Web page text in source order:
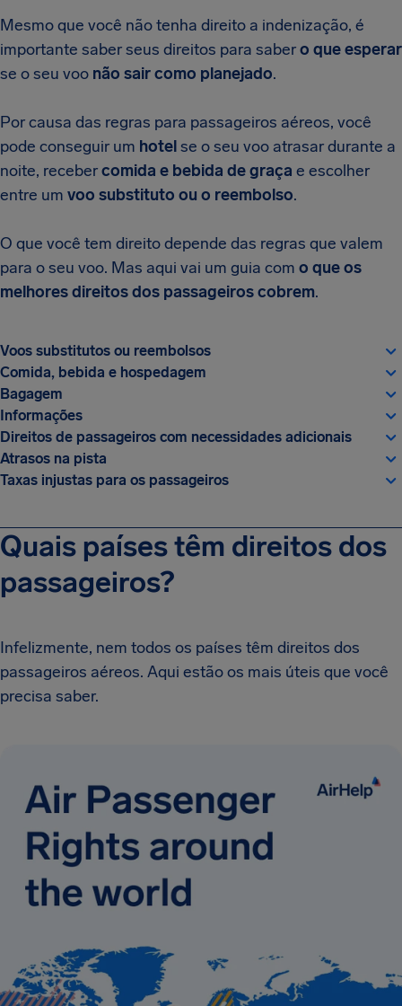
Mesmo que você não tenha direito a indenização, é
importante saber seus direitos para sabero que esperar
se o seu voo não sair como planejado.
Por causa das regras para passageiros aéreos, você
pode conseguir um hotelse o seu voo atrasar durante a
noite, recebercomida e bebida de graça e escolher
entre um voo substituto ou o reembolso.
O que você tem direito depende das regras que valem
para o seu voo. Mas aqui vai um guia com o que os
melhores direitos dos passageiros cobrem.
Voos substitutos ou reembolsos
Comida, bebida e hospedagem
Bagagem
Informações
Direitos de passageiros com necessidades adicionais
Atrasos na pista
Taxas injustas para os passageiros
Quais países têm direitos dos
passageiros?
Infelizmente, nem todos os países têm direitos dos
passageiros aéreos. Aqui estão os mais úteis que você
precisa saber.